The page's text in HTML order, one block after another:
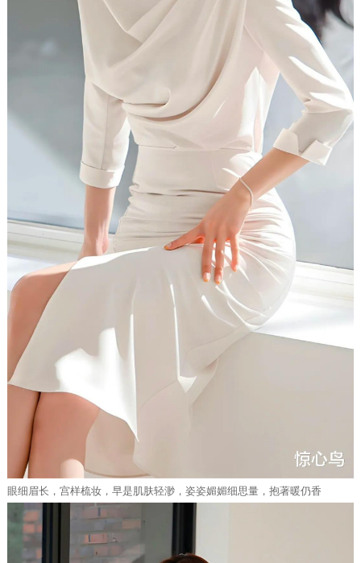
眼细眉长，宫样梳妆，早是肌肤轻渺，姿姿媚媚细思量，抱著暖仍香